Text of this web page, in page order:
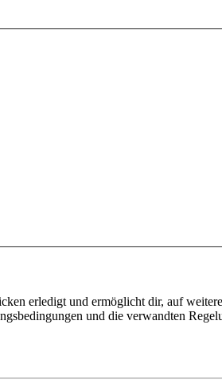
erledigt und ermöglicht dir, auf
und die verwandten